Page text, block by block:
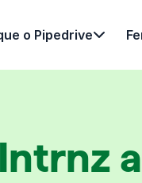
o Pipedrive